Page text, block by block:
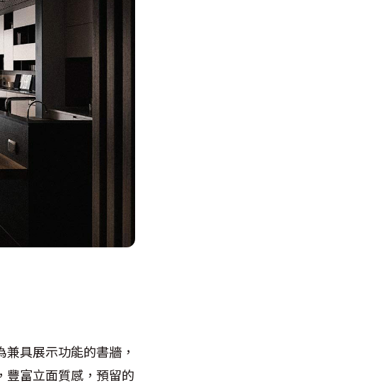
具展示功能的書牆，
豐富立面質感，預留的